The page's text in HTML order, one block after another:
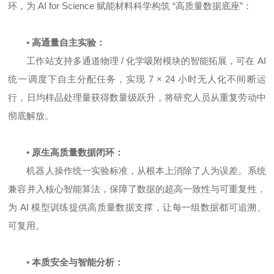
环，为 AI for Science 赋能材料科学构筑 “高质量数据底座”：
•高通量自主实验：
工作站支持多通道物理 / 化学吸附模块的智能拓展，可在 AI
统一调度下自主分配任务，实现 7 × 24 小时无人化不间断运
行，日均样品处理量获得数量级跃升，将研究人员从重复劳动中
彻底解放。
• 原生高质量数据闭环：
机器人操作统一实验标准，从根本上消除了人为误差。系统
兼容并入核心智能算法，保障了数据的超高一致性与可重复性，
为 AI 模型训练提供高质量数据支撑，让每一组数据都可追溯、
可复用。
•本质安全与智能分析：